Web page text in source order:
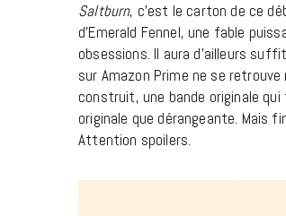
Saltburn, c’est le carton de ce
d’Emerald Fennel, une fable
obsessions. Il aura d’ailleurs
sur Amazon Prime ne se
construit, une bande originale
originale que dérangeante. Mais
Attention spoilers.